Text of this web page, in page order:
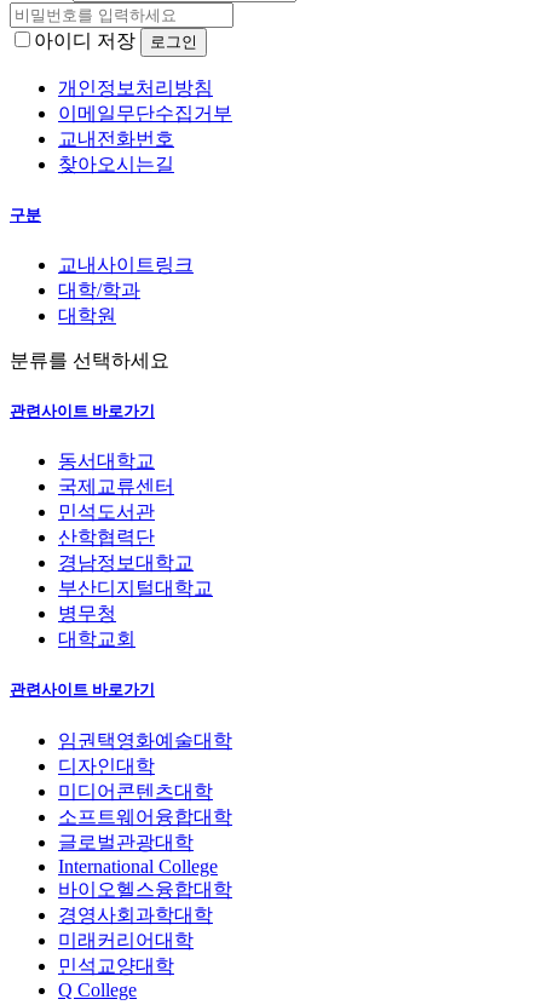
아이디 저장
개인정보처리방침
이메일무단수집거부
교내전화번호
찾아오시는길
구분
교내사이트링크
대학/학과
대학원
분류를 선택하세요
관련사이트 바로가기
동서대학교
국제교류센터
민석도서관
산학협력단
경남정보대학교
부산디지털대학교
병무청
대학교회
관련사이트 바로가기
임권택영화예술대학
디자인대학
미디어콘텐츠대학
소프트웨어융합대학
글로벌관광대학
International College
바이오헬스융합대학
경영사회과학대학
미래커리어대학
민석교양대학
Q College